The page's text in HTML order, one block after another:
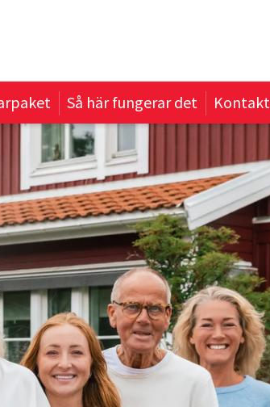
Så här fungerar det Kontakt